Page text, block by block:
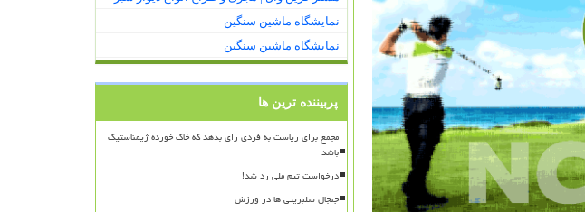
نمایشگاه ماشین سنگین
نمایشگاه ماشین سنگین
پربیننده ترین ها
مجمع برای ریاست به فردی رای بدهد که خاک خورده ژیمناستیک
باشد
درخواست تیم ملی رد شد!
جنجال سلبریتی ها در ورزش